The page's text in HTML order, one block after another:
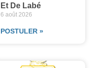
Et De Labé
6 août 2026
POSTULER »